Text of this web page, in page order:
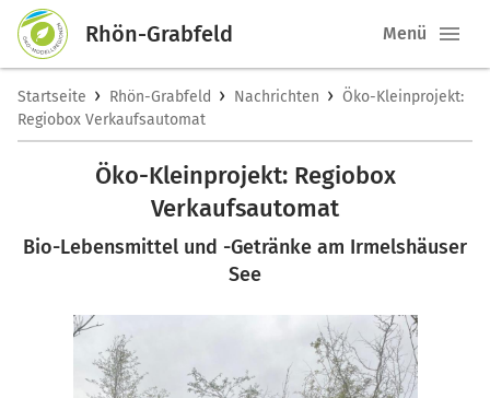
Rhön-Grabfeld Menü
Startseite › Rhön-Grabfeld › Nachrichten › Öko-Kleinprojekt:
Regiobox Verkaufsautomat
Öko-Kleinprojekt: Regiobox
Verkaufsautomat
Bio-Lebensmittel und -Getränke am Irmelshäuser
See